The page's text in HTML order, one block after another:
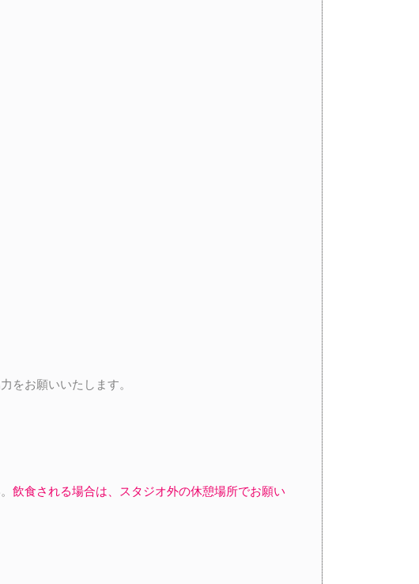
をお願いいたします。
飲食される場合は、スタジオ外の休憩場所でお願い